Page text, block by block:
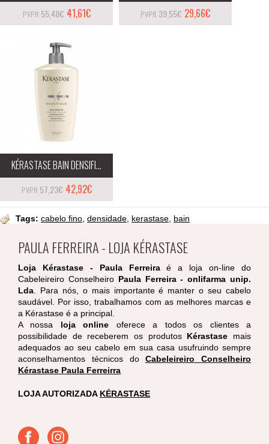
55,48€ 41,61€ 39,55€ 29,66€
KÉRASTASE BAIN DENSIFI...
57,23€ 42,92€
Tags: cabelo fino densidade kerastase bain
PAULA FERREIRA - LOJA KÉRASTASE
Loja Kérastase - Paula Ferreiraé a loja on-line do
Cabeleireiro ConselheiroPaula Ferreira - onlifarma unip.
Lda . Para nós, o mais importante é manter o seu cabelo
saudável. Por isso, trabalhamos com as melhores marcas e
a Kérastase é a principal.
A nossa loja online oferece a todos os clientes a
possibilidade de receberem os produtos Kérastase mais
adequados ao seu cabelo em sua casa usufruindo sempre
aconselhamentos técnicos doCabeleireiro Conselheiro
Kérastase Paula Ferreirra
LOJA AUTORIZADA KÉRASTASE